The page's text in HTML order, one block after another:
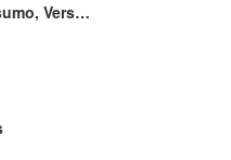
Vers…